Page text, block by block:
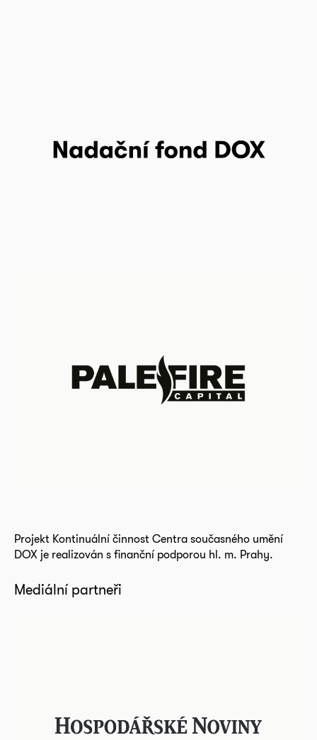
Projekt Kontinuální činnost Centra současného umění
DOX je realizován s finanční podporou hl. m. Prahy.
Mediální partneři